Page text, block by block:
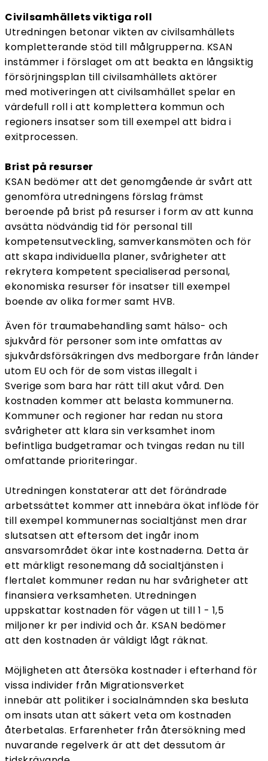
Civilsamhällets viktiga roll
Utredningen betonar vikten av civilsamhällets
kompletterande stöd till målgrupperna. KSAN
instämmer i förslaget om att beakta en långsiktig
försörjningsplan till civilsamhällets aktörer
med motiveringen att civilsamhället spelar en
värdefull roll i att komplettera kommun och
regioners insatser som till exempel att bidra i
exitprocessen.
Brist på resurser
KSAN bedömer att det genomgående är svårt att
genomföra utredningens förslag främst
beroende på brist på resurser i form av att kunna
avsätta nödvändig tid för personal till
kompetensutveckling, samverkansmöten och för
att skapa individuella planer, svårigheter att
rekrytera kompetent specialiserad personal,
ekonomiska resurser för insatser till exempel
boende av olika former samt HVB.
Även för traumabehandling samt hälso- och
sjukvård för personer som inte omfattas av
sjukvårdsförsäkringen dvs medborgare från länder
utom EU och för de som vistas illegalt i
Sverige som bara har rätt till akut vård. Den
kostnaden kommer att belasta kommunerna.
Kommuner och regioner har redan nu stora
svårigheter att klara sin verksamhet inom
befintliga budgetramar och tvingas redan nu till
omfattande prioriteringar.
Utredningen konstaterar att det förändrade
arbetssättet kommer att innebära ökat inflöde för
till exempel kommunernas socialtjänst men drar
slutsatsen att eftersom det ingår inom
ansvarsområdet ökar inte kostnaderna. Detta är
ett märkligt resonemang då socialtjänsten i
flertalet kommuner redan nu har svårigheter att
finansiera verksamheten. Utredningen
uppskattar kostnaden för vägen ut till 1 - 1,5
miljoner kr per individ och år. KSAN bedömer
att den kostnaden är väldigt lågt räknat.
Möjligheten att återsöka kostnader i efterhand för
vissa individer från Migrationsverket
innebär att politiker i socialnämnden ska besluta
om insats utan att säkert veta om kostnaden
återbetalas. Erfarenheter från återsökning med
nuvarande regelverk är att det dessutom är